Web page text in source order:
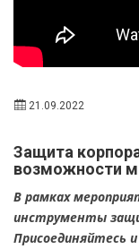
21.09.2022
Защита
возможности
В рамках
инструменты
Присоединяйтесь